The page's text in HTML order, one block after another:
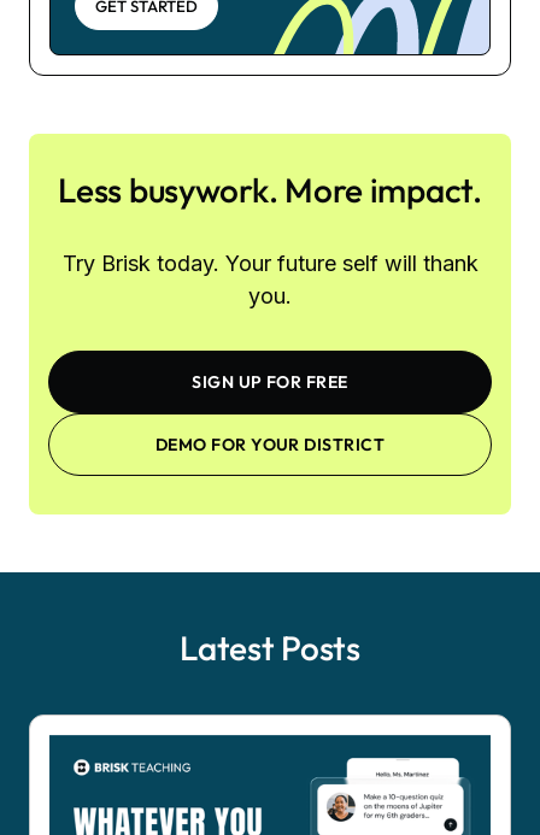
GET STARTED
Less busywork. More impact.
Try Brisk today. Your future self will thank
you.
SIGN UP FOR FREE
DEMO FOR YOUR DISTRICT
Latest Posts